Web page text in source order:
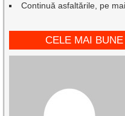
Continuă asfaltările, pe
CELE MAI